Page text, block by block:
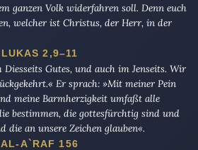
ganzen Volk widerfahren soll. Denn euch
welcher ist Christus, der Herr, in der
LUKAS 2,9–11
Gutes, und auch im Jenseits. Wir
Er sprach: »Mit meiner Pein
meine Barmherzigkeit umfaßt alle
bestimmen, die gottesfürchtig sind und
die an unsere Zeichen glauben«.
AL-A`RAF 156